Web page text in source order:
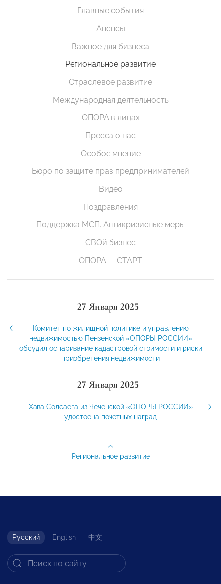
Главные события
Анонсы
Важное для бизнеса
Региональное развитие
Отраслевое развитие
Международная деятельность
ОПОРА в лицах
Пресса о нас
Особое мнение
Бюро по защите прав предпринимателей
Видео
Поздравления
Поддержка МСП. Антикризисные меры
СВОй бизнес
ОПОРА — СТАРТ
27 Января 2025
Комитет по жилищной политике и управлению
недвижимостью Пензенской «ОПОРЫ РОССИИ»
обсудил оспаривание кадастровой стоимости и риски
приобретения недвижимости
27 Января 2025
Хава Солсаева из Чеченской «ОПОРЫ РОССИИ»
удостоена почетных наград
Региональное развитие
Русский English 中文